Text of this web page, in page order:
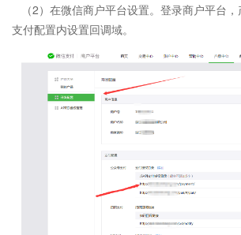
（2）在微信商户平台设置。登录商户平台
支付配置内设置回调域。